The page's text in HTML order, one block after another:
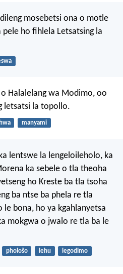
mosebetsi ona o motle
ho fihlela Letsatsing la
Halalelang wa Modimo, oo
letsatsi la topollo.
manyami
lentswe la lengeloileholo, ka
ka sebele o tla theoha
ho Kreste ba tla tsoha
ba ntse ba phela re tla
le bona, ho ya kgahlanyetsa
mokgwa o jwalo re tla ba le
phološo lehu legodimo